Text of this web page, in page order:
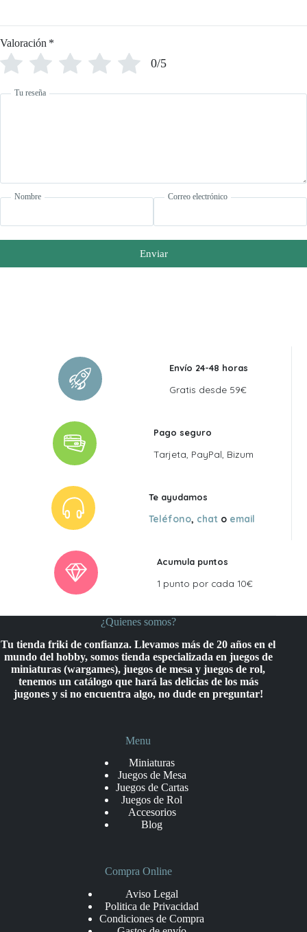
Valoración *
0/5
Tu reseña
Nombre Correo electrónico
Enviar
Envío 24-48 horas
Gratis desde 59€
Pago seguro
Tarjeta, PayPal, Bizum
Te ayudamos
Teléfono, chat o email
Acumula puntos
1 punto por cada 10€
¿Quienes somos?
Tu tienda friki de confianza. Llevamos más de 20 años en el
mundo del hobby, somos tienda especializada en juegos de
miniaturas (wargames), juegos de mesa y juegos de rol,
tenemos un catálogo que hará las delicias de los más
jugones y si no encuentra algo, no dude en preguntar!
Menu
Miniaturas
Juegos de Mesa
Juegos de Cartas
Juegos de Rol
Accesorios
Blog
Compra Online
Aviso Legal
Politica de Privacidad
Condiciones de Compra